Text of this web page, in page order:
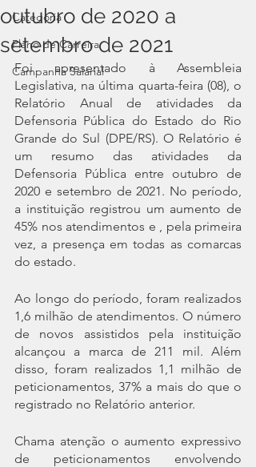
Categoria
Plano de Carreira
Campanha Salarial
outubro de 2020 a
setembro de 2021
Foi apresentado à Assembleia
Legislativa, na última quarta-feira (08), o
Relatório Anual de atividades da
Defensoria Pública do Estado do Rio
Grande do Sul (DPE/RS). O Relatório é
um resumo das atividades da
Defensoria Pública entre outubro de
2020 e setembro de 2021. No período,
a instituição registrou um aumento de
45% nos atendimentos e , pela primeira
vez, a presença em todas as comarcas
do estado.
Ao longo do período, foram realizados
1,6 milhão de atendimentos. O número
de novos assistidos pela instituição
alcançou a marca de 211 mil. Além
disso, foram realizados 1,1 milhão de
peticionamentos, 37% a mais do que o
registrado no Relatório anterior.
Chama atenção o aumento expressivo
de peticionamentos envolvendo